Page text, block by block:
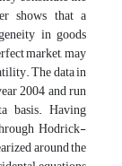
shows that a
in goods
market, may
The data in
2004 and run
basis. Having
Hodrick-
around the